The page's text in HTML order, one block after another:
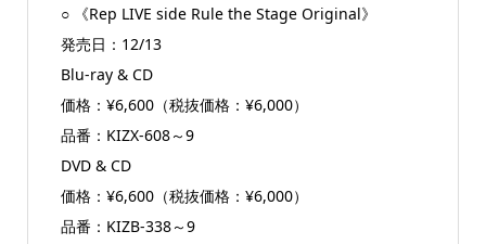
○ 《Rep LIVE side Rule the Stage Original》
発売日：12/13
Blu-ray & CD
価格：¥6,600（税抜価格：¥6,000）
品番：KIZX-608～9
DVD & CD
価格：¥6,600（税抜価格：¥6,000）
品番：KIZB-338～9